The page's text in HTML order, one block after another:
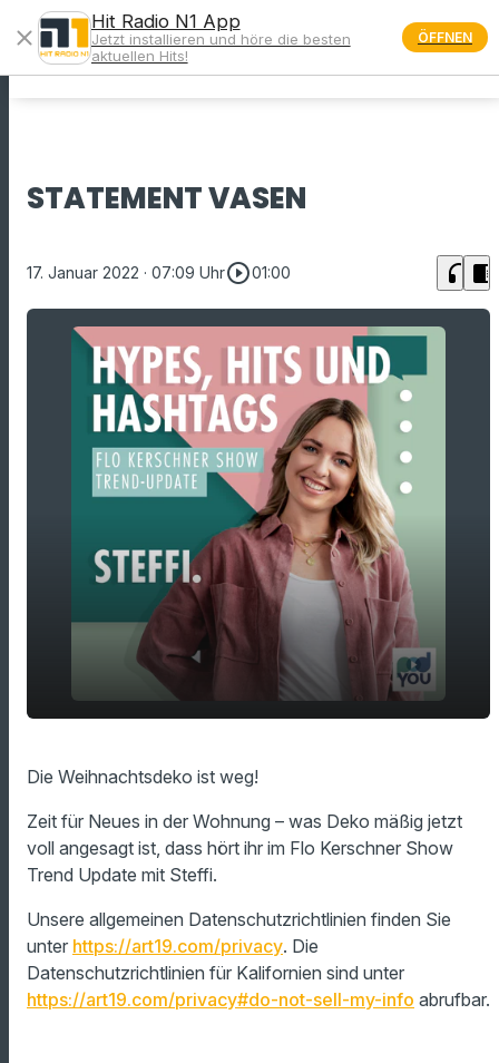
menu
STATEMENT VASEN
17. Januar 2022 · 07:09 Uhrplay_circle_outline01:00 headphones chrome_reader_mode
play_arrow
Die Weihnachtsdeko ist weg!
Zeit für Neues in der Wohnung – was Deko mäßig jetzt
voll angesagt ist, dass hört ihr im Flo Kerschner Show
Trend Update mit Steffi.
Unsere allgemeinen Datenschutzrichtlinien finden Sie
unter https://art19.com/privacy. Die
Datenschutzrichtlinien für Kalifornien sind unter
https://art19.com/privacy#do-not-sell-my-info abrufbar.
close
Hit Radio N1 App
Jetzt installieren und höre die besten
aktuellen Hits!
ÖFFNEN